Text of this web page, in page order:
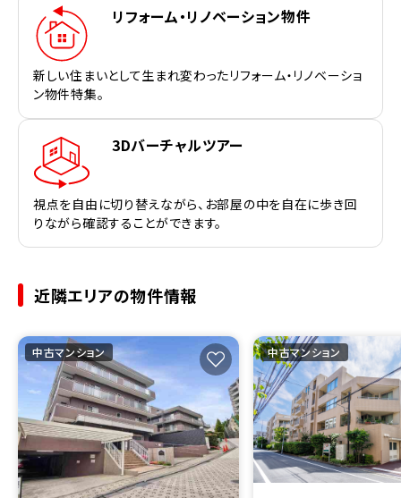
リフォーム・リノベーション物件
新しい住まいとして生まれ変わったリフォーム・リノベーショ
ン物件特集。
3Dバーチャルツアー
視点を自由に切り替えながら、お部屋の中を自在に歩き回
りながら確認することができます。
近隣エリアの物件情報
中古マンション 中古マンション